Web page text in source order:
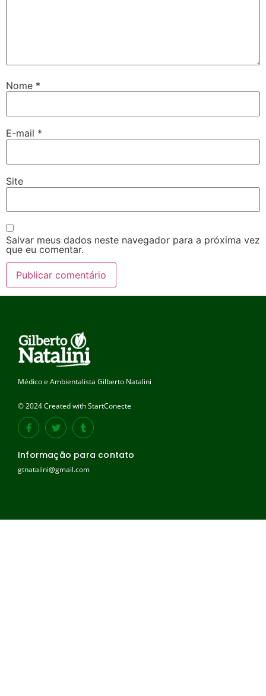
Nome *
E-mail *
Site
Salvar meus dados neste navegador para a próxima vez
que eu comentar.
Médico e Ambientalista Gilberto Natalini
© 2024 Created with StartConecte
Informação para contato
gtnatalini@gmail.com